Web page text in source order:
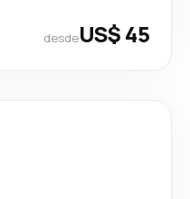
desdeUS$ 45